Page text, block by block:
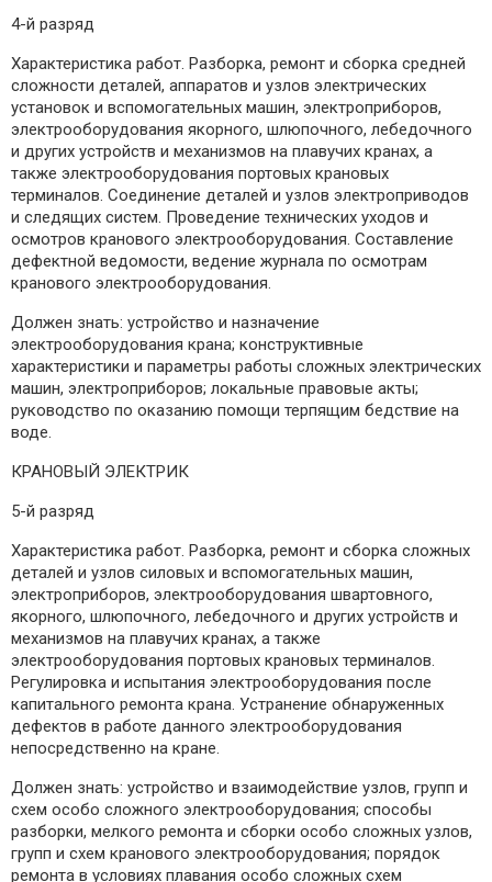
4-й разряд
Характеристика работ. Разборка, ремонт и сборка средней
сложности деталей, аппаратов и узлов электрических
установок и вспомогательных машин, электроприборов,
электрооборудования якорного, шлюпочного, лебедочного
и других устройств и механизмов на плавучих кранах, а
также электрооборудования портовых крановых
терминалов. Соединение деталей и узлов электроприводов
и следящих систем. Проведение технических уходов и
осмотров кранового электрооборудования. Составление
дефектной ведомости, ведение журнала по осмотрам
кранового электрооборудования.
Должен знать: устройство и назначение
электрооборудования крана; конструктивные
характеристики и параметры работы сложных электрических
машин, электроприборов; локальные правовые акты;
руководство по оказанию помощи терпящим бедствие на
воде.
КРАНОВЫЙ ЭЛЕКТРИК
5-й разряд
Характеристика работ. Разборка, ремонт и сборка сложных
деталей и узлов силовых и вспомогательных машин,
электроприборов, электрооборудования швартовного,
якорного, шлюпочного, лебедочного и других устройств и
механизмов на плавучих кранах, а также
электрооборудования портовых крановых терминалов.
Регулировка и испытания электрооборудования после
капитального ремонта крана. Устранение обнаруженных
дефектов в работе данного электрооборудования
непосредственно на кране.
Должен знать: устройство и взаимодействие узлов, групп и
схем особо сложного электрооборудования; способы
разборки, мелкого ремонта и сборки особо сложных узлов,
групп и схем кранового электрооборудования; порядок
ремонта в условиях плавания особо сложных схем